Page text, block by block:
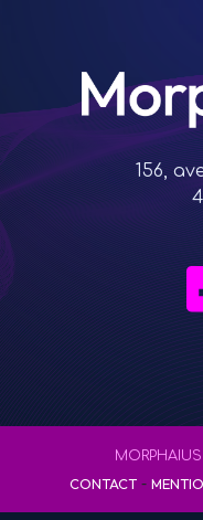
156,
CONTACT -